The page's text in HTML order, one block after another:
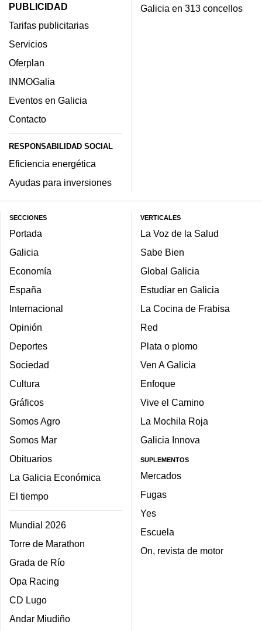
PUBLICIDAD
Tarifas publicitarias
Servicios
Oferplan
INMOGalia
Eventos en Galicia
Contacto
RESPONSABILIDAD SOCIAL
Eficiencia energética
Ayudas para inversiones
Galicia en 313 concellos
SECCIONES
Portada
Galicia
Economía
España
Internacional
Opinión
Deportes
Sociedad
Cultura
Gráficos
Somos Agro
Somos Mar
Obituarios
La Galicia Económica
El tiempo
Mundial 2026
Torre de Marathon
Grada de Río
Opa Racing
CD Lugo
Andar Miudiño
VERTICALES
La Voz de la Salud
Sabe Bien
Global Galicia
Estudiar en Galicia
La Cocina de Frabisa
Red
Plata o plomo
Ven A Galicia
Enfoque
Vive el Camino
La Mochila Roja
Galicia Innova
SUPLEMENTOS
Mercados
Fugas
Yes
Escuela
On, revista de motor